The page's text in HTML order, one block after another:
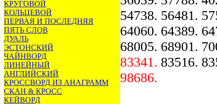
КРУГОВОЙ
КОЛЬЦЕВОЙ
ПЕРВАЯ И ПОСЛЕДНЯЯ
ПЯТЬ СЛОВ
ДУАЛЬ
ЭСТОНСКИЙ
ЧАЙНВОРД
ЛИНЕЙНЫЙ
АНГЛИЙСКИЙ
КРОССВОРД ИЗ АНАГРАММ
СКАН & КРОСС
КЕЙВОРД
54738. 56481.
64060. 64389.
68005. 68901.
83341. 83516.
98686.